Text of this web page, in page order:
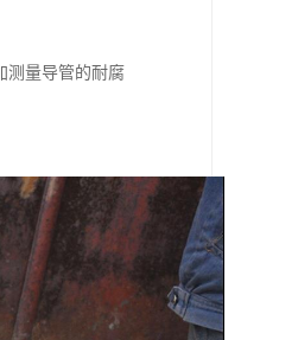
测量导管的耐腐